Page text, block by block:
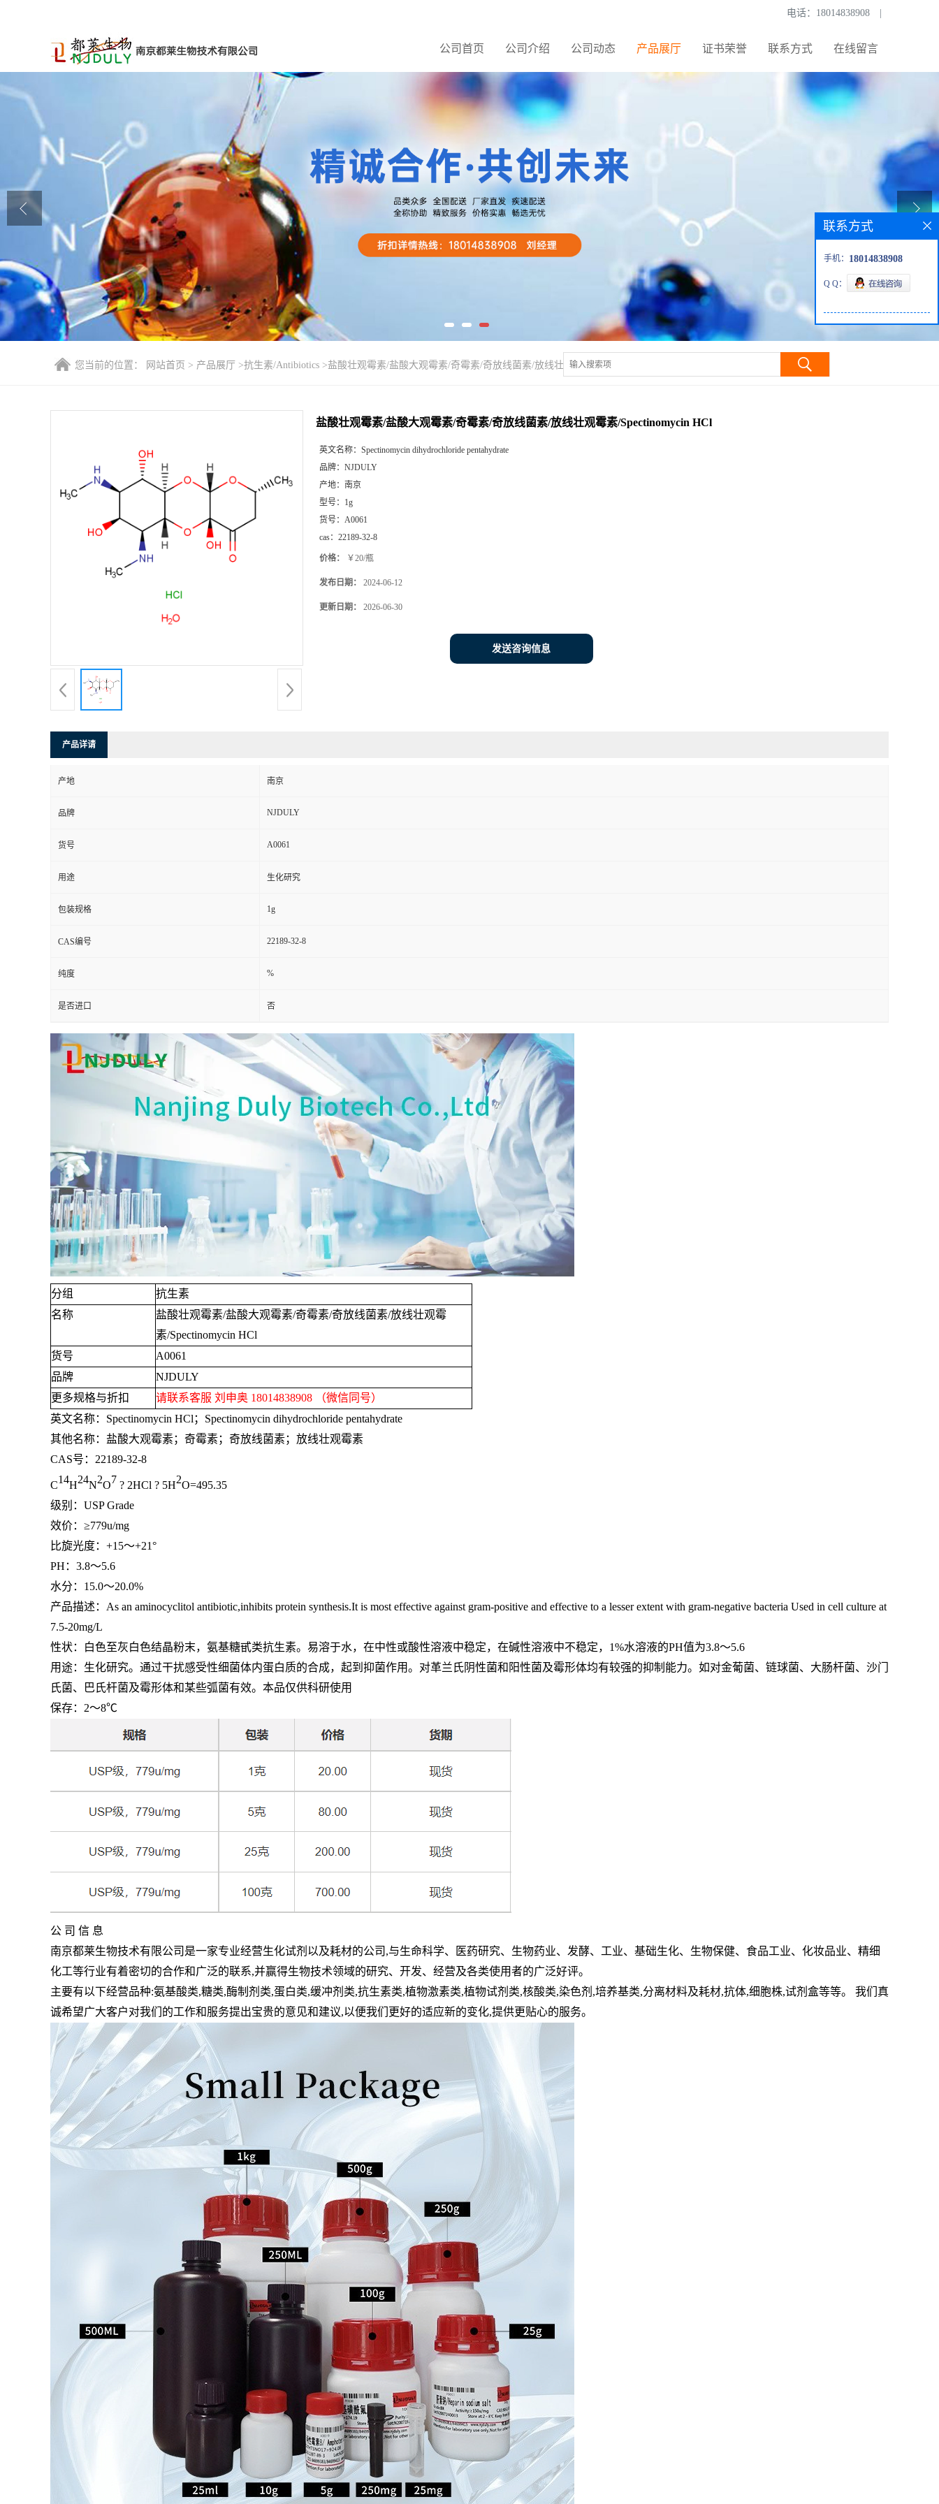
电话： 18014838908
公司首页 公司介绍 公司动态 产品展厅 证书荣誉 联系方式 在线留言
公司首页
公司动态
产品展厅
证书荣誉
联系方式
在线留言
您当前的位置： 网站首页 > 产品展厅 >抗生素/Antibiotics >盐酸壮观霉素/盐酸大观霉素/奇霉素/奇放线菌素/放线壮观霉素/Spectinomycin HCl
盐酸壮观霉素/盐酸大观霉素/奇霉素/奇放线菌素/放线壮观霉素/Spectinomycin HCl
英文名称： Spectinomycin dihydrochloride pentahydrate
品牌： NJDULY
产地： 南京
型号： 1g
货号： A0061
cas： 22189-32-8
价格： ￥20/瓶
发布日期： 2024-06-12
更新日期： 2026-06-30
发送咨询信息
产品详请
产地 南京
品牌 NJDULY
货号 A0061
用途 生化研究
包装规格 1g
CAS编号 22189-32-8
纯度 %
是否进口 否
分组
抗生素
名称
盐酸壮观霉素/盐酸大观霉素/奇霉素/奇放线菌素/放线壮观霉
素/Spectinomycin HCl
货号
A0061
品牌
NJDULY
更多规格与折扣
请联系客服 刘申奥 18014838908
（微信同号）
英文名称： Spectinomycin HCl ； Spectinomycin dihydrochloride pentahydrate
其他名称：盐酸大观霉素；奇霉素；奇放线菌素；放线壮观霉素
CAS号： 22189-32-8
C14H24N2O7 ? 2HCl ? 5H2O=495.35
级别： USP Grade
效价：≥779u/mg
比旋光度： +15～+21°
PH： 3.8～5.6
水分： 15.0～20.0%
产品描述： As an aminocyclitol antibiotic,inhibits protein synthesis.It is most effective against gram-positive and effective to a lesser extent with gram-negative bacteria Used in cell culture at
7.5-20mg/L
性状：白色至灰白色结晶粉末，氨基糖甙类抗生素。易溶于水，在中性或酸性溶液中稳定，在碱性溶液中不稳定， 1%水溶液的PH值为3.8～5.6
用途：生化研究。通过干扰感受性细菌体内蛋白质的合成，起到抑菌作用。对革兰氏阴性菌和阳性菌及霉形体均有较强的抑制能力。如对金葡菌、链球菌、大肠杆菌、沙门
氏菌、巴氏杆菌及霉形体和某些弧菌有效。本品仅供科研使用
保存： 2～8℃
公 司 信 息
南京都莱生物技术有限公司是一家专业经营生化试剂以及耗材的公司 ,与生命科学、医药研究、生物药业、发酵、工业、基础生化、生物保健、食品工业、化妆品业、精细
化工等行业有着密切的合作和广泛的联系,并赢得生物技术领域的研究、开发、经营及各类使用者的广泛好评。
主要有以下经营品种:氨基酸类,糖类,酶制剂类,蛋白类,缓冲剂类,抗生素类,植物激素类,植物试剂类,核酸类,染色剂 ,培养基类,分离材料及耗材,抗体,细胞株,试剂盒等等。 我们真
诚希望广大客户对我们的工作和服务提出宝贵的意见和建议,以便我们更好的适应新的变化,提供更贴心的服务。
联系方式
手机： 18014838908
Q Q：